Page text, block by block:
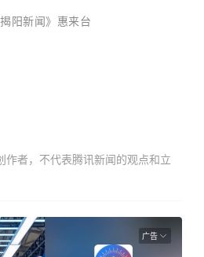
阳新闻》 惠来台
作者，不代表腾讯新闻的观点和立
广告